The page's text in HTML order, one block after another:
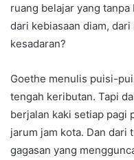
ruang belajar yang
dari kebiasaan diam,
kesadaran?
Goethe menulis puisi-
tengah keributan. Tapi
berjalan kaki setiap pagi
jarum jam kota. Dan dari
gagasan yang